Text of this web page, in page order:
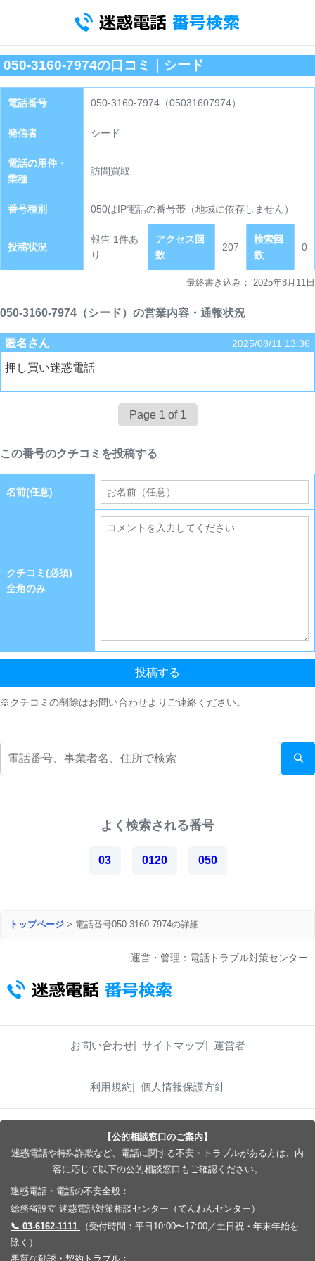
050-3160-7974の口コミ｜シード
電話番号 050-3160-7974（05031607974）
発信者 シード
電話の用件・
業種
訪問買取
番号種別 050はIP電話の番号帯（地域に依存しません）
投稿状況
報告 1件あ
り
アクセス回
数
207
検索回
数
0
最終書き込み： 2025年8月11日
050-3160-7974（シード）の営業内容・通報状況
匿名さん 2025/08/11 13:36
押し買い迷惑電話
Page 1 of 1
この番号のクチコミを投稿する
名前(任意)
クチコミ(必須)
全角のみ
投稿する
※クチコミの削除はお問い合わせよりご連絡ください。
よく検索される番号
03 0120 050
トップページ > 電話番号050-3160-7974の詳細
運営・管理：電話トラブル対策センター
お問い合わせ サイトマップ 運営者
利用規約 個人情報保護方針
【公的相談窓口のご案内】
迷惑電話や特殊詐欺など、電話に関する不安・トラブルがある方は、内
容に応じて以下の公的相談窓口もご確認ください。
迷惑電話・電話の不安全般：
総務省設立 迷惑電話対策相談センター（でんわんセンター）
📞 03-6162-1111
（受付時間：平日10:00〜17:00／土日祝・年末年始を
除く）
悪質な勧誘・契約トラブル：